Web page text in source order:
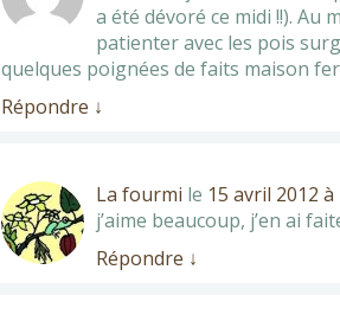
a été dévoré ce midi !!). Au
patienter avec les pois
quelques poignées de faits maison
Répondre ↓
La fourmi le 15 avril 2012
j’aime beaucoup, j’en ai
Répondre ↓